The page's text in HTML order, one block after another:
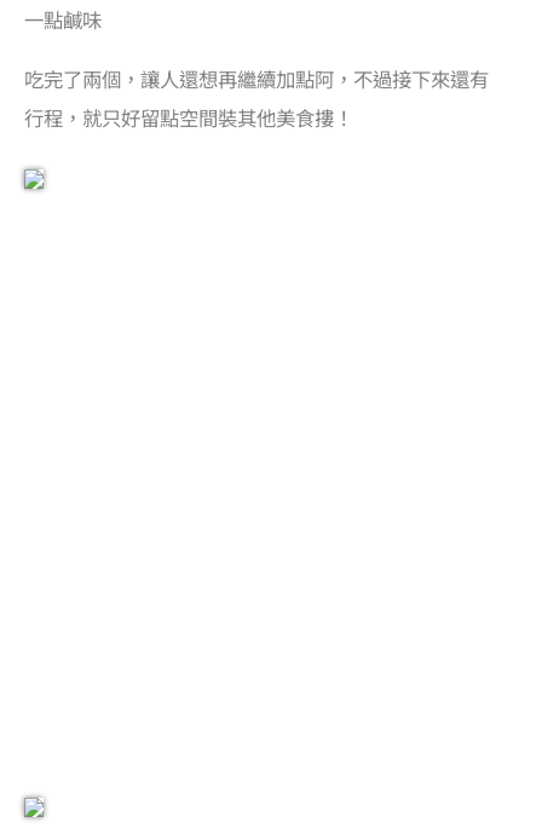
一點鹹味
吃完了兩個，讓人還想再繼續加點阿，不過接下來還有
行程，就只好留點空間裝其他美食摟！